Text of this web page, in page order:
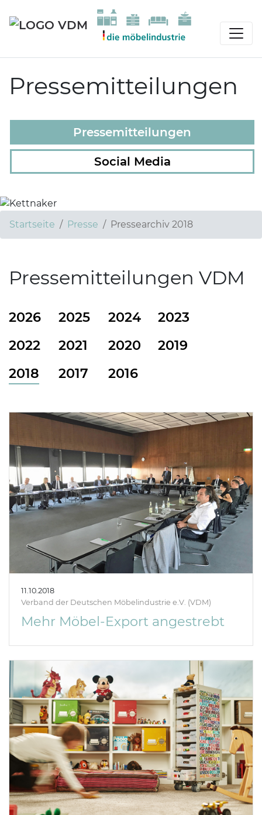
Pressemitteilungen
Pressemitteilungen
Social Media
Startseite Presse Pressearchiv 2018
Pressemitteilungen VDM
2026 2025 2024
2023
2022
2021 2020
2019
2018
2017 2016
11.10.2018
Verband der Deutschen Möbelindustrie e.V. (VDM)
Mehr Möbel-Export angestrebt